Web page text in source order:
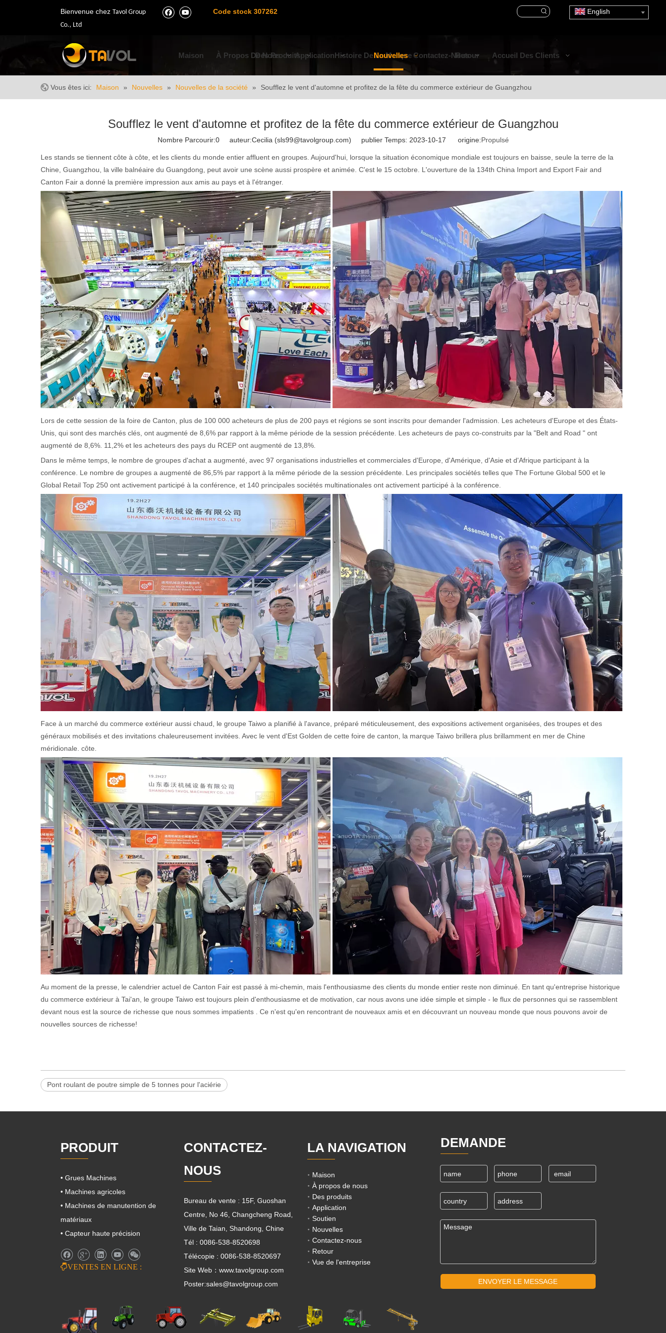
Bienvenue chez Tavol Group
Co., Ltd
Code stock 307262 English
Maison À Propos De Nous
Des ProduitsApplicationHistoire De La Marque
Nouvelles Contactez-Nous
Retour Accueil Des Clients
Vous êtes ici: Maison » Nouvelles » Nouvelles de la société » Soufflez le vent d'automne et profitez de la fête du commerce extérieur de Guangzhou
Soufflez le vent d'automne et profitez de la fête du commerce extérieur de Guangzhou
Nombre Parcourir:0auteur:Cecilia (sls99@tavolgroup.com) publier Temps: 2023-10-17 origine:Propulsé
Les stands se tiennent côte à côte, et les clients du monde entier affluent en groupes. Aujourd'hui, lorsque la situation économique mondiale est toujours en baisse, seule la terre de la
Chine, Guangzhou, la ville balnéaire du Guangdong, peut avoir une scène aussi prospère et animée. C'est le 15 octobre. L'ouverture de la 134th China Import and Export Fair and
Canton Fair a donné la première impression aux amis au pays et à l'étranger.
Lors de cette session de la foire de Canton, plus de 100 000 acheteurs de plus de 200 pays et régions se sont inscrits pour demander l'admission. Les acheteurs d'Europe et des États-
Unis, qui sont des marchés clés, ont augmenté de 8,6% par rapport à la même période de la session précédente. Les acheteurs de pays co-construits par la "Belt and Road " ont
augmenté de 8,6%. 11,2% et les acheteurs des pays du RCEP ont augmenté de 13,8%.
Dans le même temps, le nombre de groupes d'achat a augmenté, avec 97 organisations industrielles et commerciales d'Europe, d'Amérique, d'Asie et d'Afrique participant à la
conférence. Le nombre de groupes a augmenté de 86,5% par rapport à la même période de la session précédente. Les principales sociétés telles que The Fortune Global 500 et le
Global Retail Top 250 ont activement participé à la conférence, et 140 principales sociétés multinationales ont activement participé à la conférence.
Face à un marché du commerce extérieur aussi chaud, le groupe Taiwo a planifié à l'avance, préparé méticuleusement, des expositions activement organisées, des troupes et des
généraux mobilisés et des invitations chaleureusement invitées. Avec le vent d'Est Golden de cette foire de canton, la marque Taiwo brillera plus brillamment en mer de Chine
méridionale. côte.
Au moment de la presse, le calendrier actuel de Canton Fair est passé à mi-chemin, mais l'enthousiasme des clients du monde entier reste non diminué. En tant qu'entreprise historique
du commerce extérieur à Tai'an, le groupe Taiwo est toujours plein d'enthousiasme et de motivation, car nous avons une idée simple et simple - le flux de personnes qui se rassemblent
devant nous est la source de richesse que nous sommes impatients . Ce n'est qu'en rencontrant de nouveaux amis et en découvrant un nouveau monde que nous pouvons avoir de
nouvelles sources de richesse!
Pont roulant de poutre simple de 5 tonnes pour l'aciérie
PRODUIT
• Grues Machines
• Machines agricoles
• Machines de manutention de
matériaux
• Capteur haute précision
VENTES EN LIGNE :
CONTACTEZ-
NOUS
Bureau de vente : 15F, Guoshan
Centre, No 46, Changcheng Road,
Ville de Taian, Shandong, Chine
Tél : 0086-538-8520698
Télécopie : 0086-538-8520697
Site Web：www.tavolgroup.com
Poster:sales@tavolgroup.com
LA NAVIGATION
Maison
À propos de nous
Des produits
Application
Soutien
Nouvelles
Contactez-nous
Retour
Vue de l'entreprise
DEMANDE
ENVOYER LE MESSAGE